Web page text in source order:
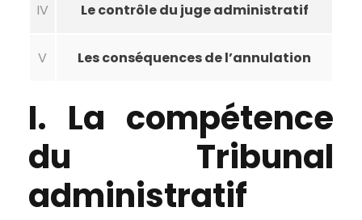
IV Le contrôle du juge administratif
V Les conséquences de l’annulation
I. La compétence
du Tribunal
administratif